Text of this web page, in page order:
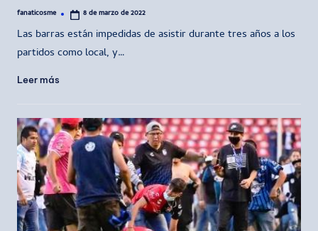
Publicado
fanaticosme 8 de marzo de 2022
Las barras están impedidas de asistir durante tres años a los
partidos como local, y…
Leer más